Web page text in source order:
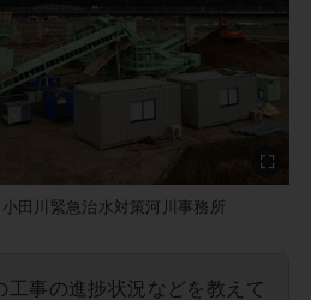
田川緊急治水対策河川事務所
工事の進捗状況などを教えて